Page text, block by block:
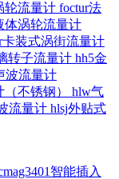
轮流量计 foctur法
体涡轮流量计
卡装式涡街流量计
转子流量计 hh5金
波流量计
不锈钢） hlw气
流量计 hlsj外贴式
智能插入